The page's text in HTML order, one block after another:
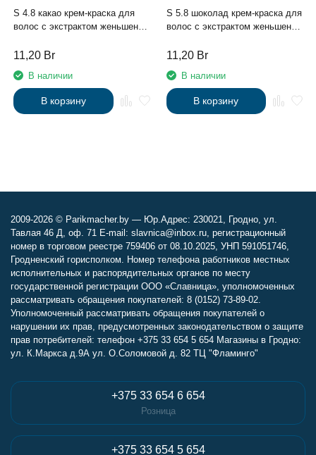
S 4.8 какао крем-краска для
волос с экстрактом женьшеня
Studio Professional , 100 мл
11,20 Br
В наличии
В корзину
S 5.8 шоколад крем-краска для
волос с экстрактом женьшеня
Studio Professional , 100 мл
11,20 Br
В наличии
В корзину
2009-2026 © Parikmacher.by — Юр.Адрес: 230021, Гродно, ул.
Тавлая 46 Д, оф. 71 E-mail: slavnica@inbox.ru, регистрационный
номер в торговом реестре 759406 от 08.10.2025, УНП 591051746,
Гродненский горисполком. Номер телефона работников местных
исполнительных и распорядительных органов по месту
государственной регистрации ООО «Славница», уполномоченных
рассматривать обращения покупателей: 8 (0152) 73-89-02.
Уполномоченный рассматривать обращения покупателей о
нарушении их прав, предусмотренных законодательством о защите
прав потребителей: телефон +375 33 654 5 654 Магазины в Гродно:
ул. К.Маркса д.9А ул. О.Соломовой д. 82 ТЦ "Фламинго"
+375 33 654 6 654
Розница
+375 33 654 5 654